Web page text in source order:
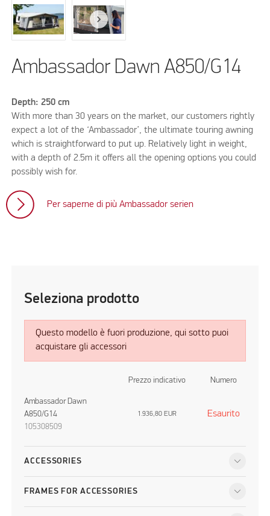
Ambassador Dawn A850/G14
Depth: 250 cm
With more than 30 years on the market, our customers rightly
expect a lot of the ‘Ambassador’, the ultimate touring awning
which is straightforward to put up. Relatively light in weight,
with a depth of 2.5m it offers all the opening options you could
possibly wish for.
Per saperne di più Ambassador serien
Seleziona prodotto
Questo modello è fuori produzione, qui sotto puoi
acquistare gli accessori
Prezzo indicativo Numero
Ambassador Dawn
A850/G14
105308509
1.936,80 EUR Esaurito
ACCESSORIES
FRAMES FOR ACCESSORIES